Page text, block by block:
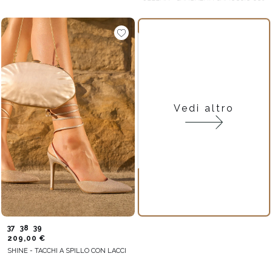
37 38
39
209,00 €
SHINE - TACCHI A SPILLO CON LACCI
Vedi altro